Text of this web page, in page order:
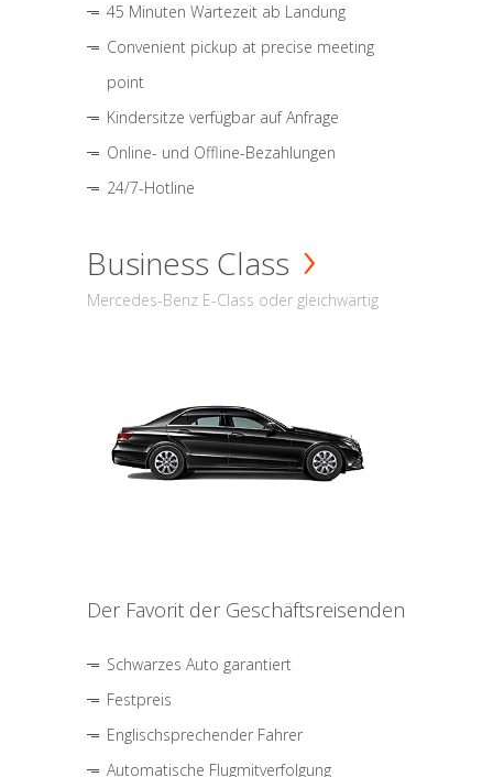
45 Minuten Wartezeit ab Landung
Convenient pickup at precise meeting
point
Kindersitze verfügbar auf Anfrage
Online- und Offline-Bezahlungen
24/7-Hotline
Business Class
Mercedes-Benz E-Class oder gleichwärtig
Der Favorit der Geschäftsreisenden
Schwarzes Auto garantiert
Festpreis
Englischsprechender Fahrer
Automatische Flugmitverfolgung